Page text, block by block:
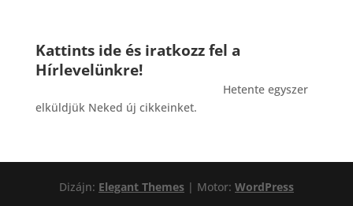
Kattints ide és iratkozz fel a
Hírlevelünkre!
Hetente egyszer
elküldjük Neked új cikkeinket.
Dizájn: Elegant Themes| Motor: WordPress